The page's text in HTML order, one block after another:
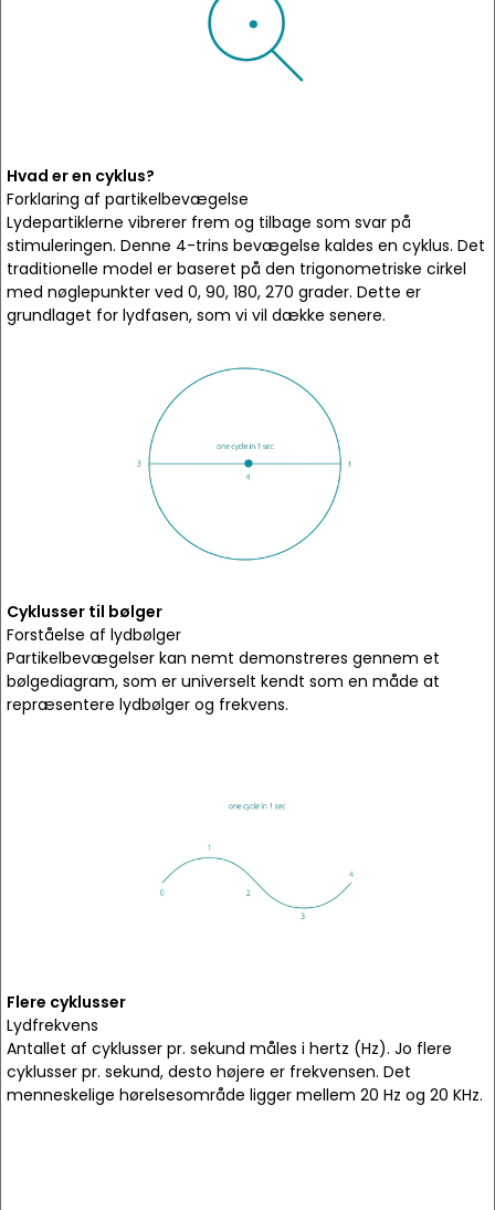
Hvad er en cyklus?
Forklaring af partikelbevægelse
Lydepartiklerne vibrerer frem og tilbage som svar på
stimuleringen. Denne 4-trins bevægelse kaldes en cyklus. Det
traditionelle model er baseret på den trigonometriske cirkel
med nøglepunkter ved 0, 90, 180, 270 grader. Dette er
grundlaget for lydfasen, som vi vil dække senere.
Cyklusser til bølger
Forståelse af lydbølger
Partikelbevægelser kan nemt demonstreres gennem et
bølgediagram, som er universelt kendt som en måde at
repræsentere lydbølger og frekvens.
Flere cyklusser
Lydfrekvens
Antallet af cyklusser pr. sekund måles i hertz (Hz). Jo flere
cyklusser pr. sekund, desto højere er frekvensen. Det
menneskelige hørelsesområde ligger mellem 20 Hz og 20 KHz.